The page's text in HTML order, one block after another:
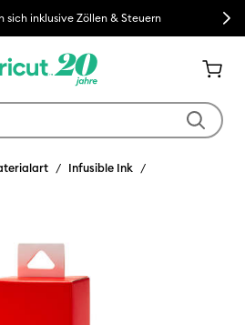
sich inklusive Zöllen & Steuern Next
Infusible Ink